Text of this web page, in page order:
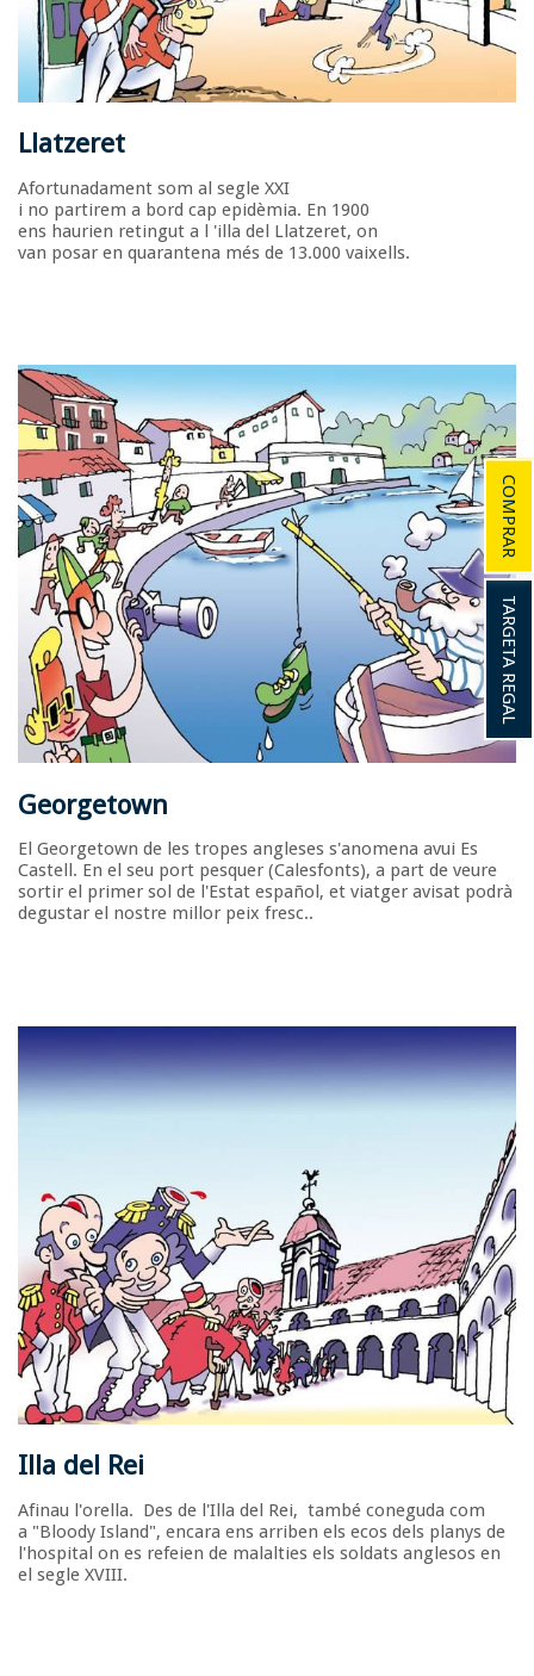
Llatzeret
Afortunadament som al segle XXI
i no partirem a bord cap epidèmia. En 1900
ens haurien retingut a l 'illa del Llatzeret, on
van posar en quarantena més de 13.000 vaixells.
Georgetown
El Georgetown de les tropes angleses s'anomena avui Es
Castell. En el seu port pesquer (Calesfonts), a part de veure
sortir el primer sol de l'Estat español, et viatger avisat podrà
degustar el nostre millor peix fresc..
Illa del Rei
Afinau l'orella. Des de l'Illa del Rei, també coneguda com
a "Bloody Island", encara ens arriben els ecos dels planys de
l'hospital on es refeien de malalties els soldats anglesos en
el segle XVIII.
COMPRAR
TARGETA REGAL